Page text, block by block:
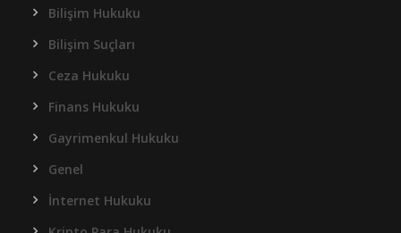
Bilişim Hukuku
Bilişim Suçları
Ceza Hukuku
Finans Hukuku
Gayrimenkul Hukuku
Genel
İnternet Hukuku